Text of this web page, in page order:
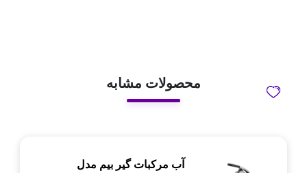
محصولات مشابه
آب مرکبات گیر بیم مدل